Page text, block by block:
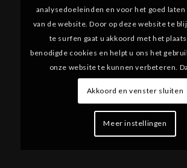
analysedoeleinden en voor het goed
van de website. Door op deze website te
te surfen gaat u akkoord met het
benodigde cookies en helpt u ons het
onze website te kunnen verbeteren.
Akkoord en venster sluiten
Meer instellingen